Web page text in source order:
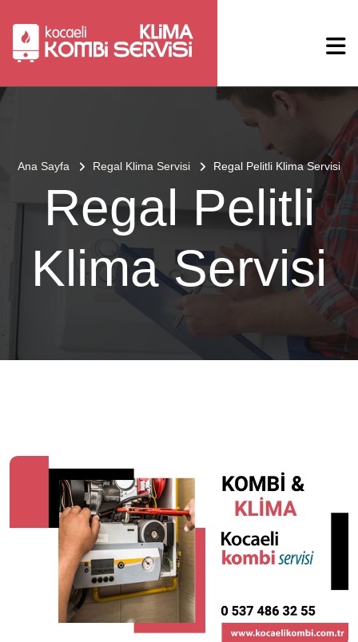
Ana Sayfa Regal Klima Servisi Regal Pelitli Klima Servisi
Regal Pelitli
Klima Servisi